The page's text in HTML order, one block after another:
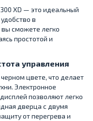
XD — это идеальный
в
сможете легко
простотой и
управления
цвете, что делает
Электронное
позволяют легко
дверца с двумя
от перегрева и